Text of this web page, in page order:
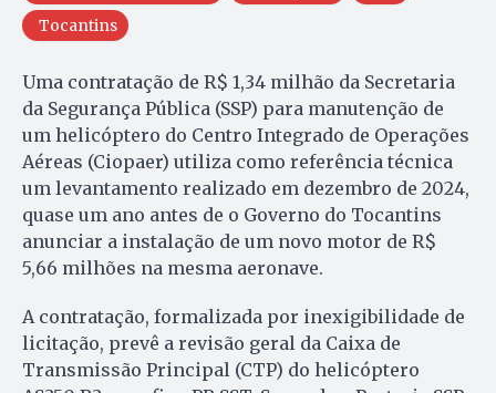
Tocantins
Uma contratação de R$ 1,34 milhão da Secretaria
da Segurança Pública (SSP) para manutenção de
um helicóptero do Centro Integrado de Operações
Aéreas (Ciopaer) utiliza como referência técnica
um levantamento realizado em dezembro de 2024,
quase um ano antes de o Governo do Tocantins
anunciar a instalação de um novo motor de R$
5,66 milhões na mesma aeronave.
A contratação, formalizada por inexigibilidade de
licitação, prevê a revisão geral da Caixa de
Transmissão Principal (CTP) do helicóptero